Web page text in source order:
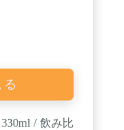
/ 飲み比